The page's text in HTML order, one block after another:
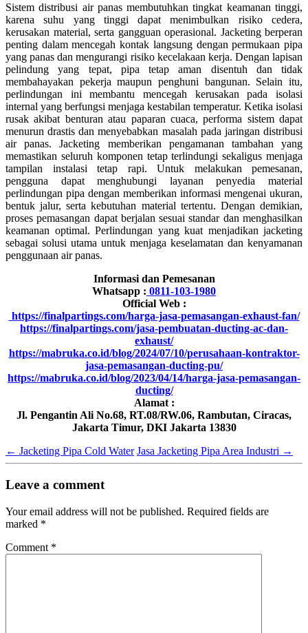
Sistem distribusi air panas membutuhkan tingkat keamanan tinggi,
karena suhu yang tinggi dapat menimbulkan risiko cedera,
kerusakan material, serta gangguan operasional. Jacketing berperan
penting dalam mencegah kontak langsung dengan permukaan pipa
yang panas dan mengurangi risiko kecelakaan kerja. Dengan lapisan
pelindung yang tepat, pipa tetap aman disentuh dan tidak
membahayakan pekerja maupun penghuni bangunan. Selain itu,
perlindungan ini membantu mencegah kerusakan pada isolasi
internal yang berfungsi menjaga kestabilan temperatur. Ketika isolasi
rusak akibat benturan atau paparan cuaca, performa sistem dapat
menurun drastis dan menyebabkan masalah pada jaringan distribusi
air panas. Jacketing memberikan pengamanan tambahan yang
memastikan seluruh komponen tetap terlindungi sekaligus menjaga
tampilan instalasi tetap rapi. Untuk melakukan pemesanan,
pengguna dapat menghubungi layanan penyedia material
perlindungan pipa dengan memberikan informasi mengenai ukuran,
bentuk jalur, serta kebutuhan material tertentu. Dengan demikian,
proses pemasangan dapat berjalan sesuai standar dan menghasilkan
keamanan optimal. Perlindungan yang kuat menjadikan jacketing
sebagai solusi utama untuk menjaga keselamatan dan kenyamanan
penggunaan air panas.
Informasi dan Pemesanan
Whatsapp : 0811-103-1980
Official Web :
https://finalpartings.com/harga-jasa-pemasangan-exhaust-fan/
https://finalpartings.com/jasa-pembuatan-ducting-ac-dan-
exhaust/
https://mabruka.co.id/blog/2024/07/10/perusahaan-kontraktor-
jasa-pemasangan-ducting-pu/
https://mabruka.co.id/blog/2023/04/14/harga-jasa-pemasangan-
ducting/
Alamat :
Jl. Pengantin Ali No.68, RT.08/RW.06, Rambutan, Ciracas,
Jakarta Timur, DKI Jakarta 13830
← Jacketing Pipa Cold Water Jasa Jacketing Pipa Area Industri →
Leave a comment
Your email address will not be published. Required fields are
marked *
Comment *